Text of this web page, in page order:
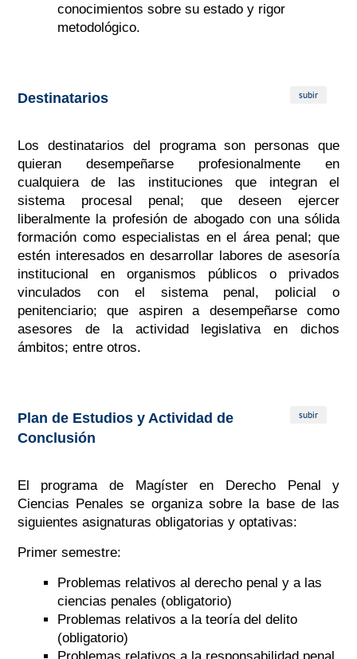
conocimientos sobre su estado y rigor
metodológico.
Destinatarios subir
Los destinatarios del programa son personas que
quieran desempeñarse profesionalmente en
cualquiera de las instituciones que integran el
sistema procesal penal; que deseen ejercer
liberalmente la profesión de abogado con una sólida
formación como especialistas en el área penal; que
estén interesados en desarrollar labores de asesoría
institucional en organismos públicos o privados
vinculados con el sistema penal, policial o
penitenciario; que aspiren a desempeñarse como
asesores de la actividad legislativa en dichos
ámbitos; entre otros.
Plan de Estudios y Actividad de
Conclusión
subir
El programa de Magíster en Derecho Penal y
Ciencias Penales se organiza sobre la base de las
siguientes asignaturas obligatorias y optativas:
Primer semestre:
Problemas relativos al derecho penal y a las
ciencias penales (obligatorio)
Problemas relativos a la teoría del delito
(obligatorio)
Problemas relativos a la responsabilidad penal